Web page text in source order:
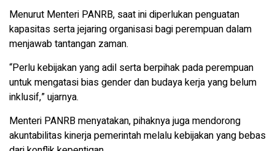
Menurut Menteri PANRB, saat ini diperlukan penguatan
kapasitas serta jejaring organisasi bagi perempuan dalam
menjawab tantangan zaman.
“Perlu kebijakan yang adil serta berpihak pada perempuan
untuk mengatasi bias gender dan budaya kerja yang belum
inklusif,” ujarnya.
Menteri PANRB menyatakan, pihaknya juga mendorong
akuntabilitas kinerja pemerintah melalu kebijakan yang bebas